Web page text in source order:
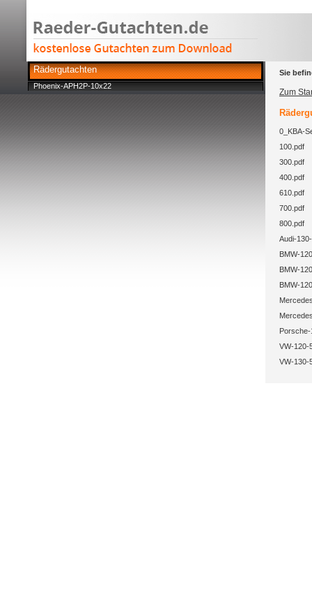
Rädergutachten
Phoenix-APH2P-10x22
Sie
Zum
0_KBA-
100.pdf
300.pdf
400.pdf
610.pdf
700.pdf
800.pdf
Audi-
BMW-
BMW-
BMW-
VW-120-
VW-130-